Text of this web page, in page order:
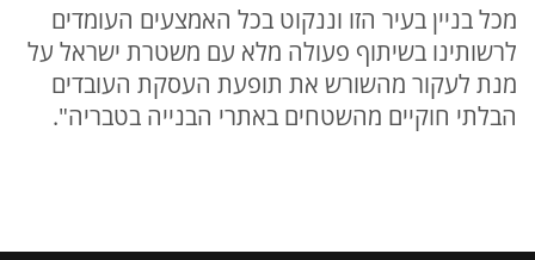
מכל בניין בעיר הזו וננקוט בכל האמצעים העומדים
לרשותינו בשיתוף פעולה מלא עם משטרת ישראל על
מנת לעקור מהשורש את תופעת העסקת העובדים
הבלתי חוקיים מהשטחים באתרי הבנייה בטבריה".